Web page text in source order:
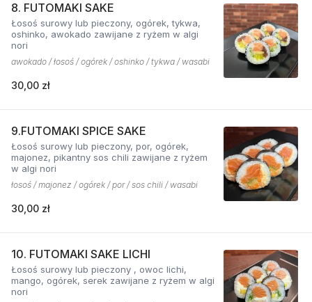
8. FUTOMAKI SAKE
Łosoś surowy lub pieczony, ogórek, tykwa,
oshinko, awokado zawijane z ryżem w algi
nori
awokado / łosoś / ogórek / oshinko / tykwa / wasabi
30,00 zł
9.FUTOMAKI SPICE SAKE
Łosoś surowy lub pieczony, por, ogórek,
majonez, pikantny sos chili zawijane z ryżem
w algi nori
łosoś / majonez / ogórek / por / sos chili / wasabi
30,00 zł
10. FUTOMAKI SAKE LICHI
Łosoś surowy lub pieczony , owoc lichi,
mango, ogórek, serek zawijane z ryżem w algi
nori